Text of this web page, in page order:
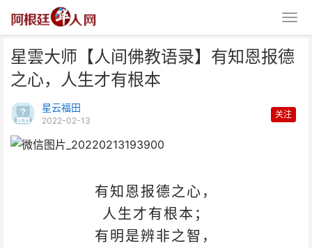
星雲大师【人间佛教语录】有知恩报德
之心，人生才有根本
星云福田
2022-02-13
关注
有知恩报德之心，
人生才有根本；
有明是辨非之智，
报德之心，人生才有根本